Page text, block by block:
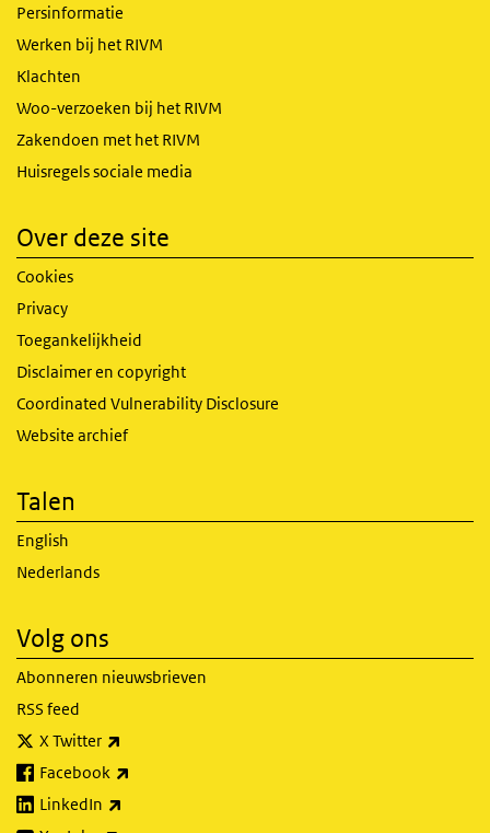
Persinformatie
Werken bij het RIVM
Klachten
Woo-verzoeken bij het RIVM
Zakendoen met het RIVM
Huisregels sociale media
Over deze site
Cookies
Privacy
Toegankelijkheid
Disclaimer en copyright
Coordinated Vulnerability Disclosure
Website archief
Talen
English
Nederlands
Volg ons
Abonneren nieuwsbrieven
RSS feed
X Twitter
Facebook
LinkedIn